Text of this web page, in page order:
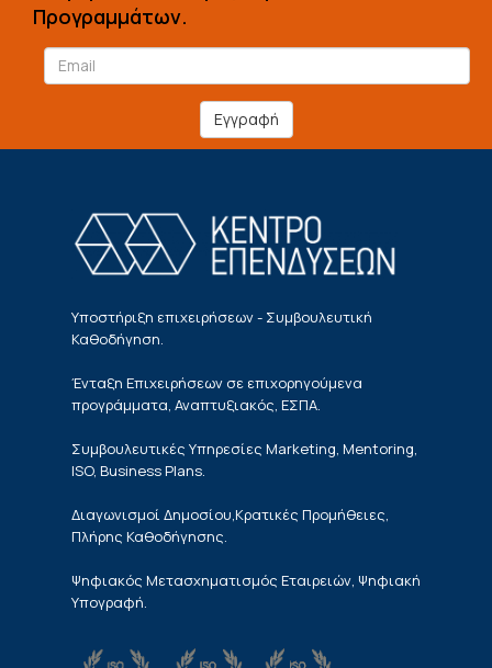
Προγραμμάτων.
Εγγραφή
Υποστήριξη επιχειρήσεων - Συμβουλευτική
Καθοδήγηση.
Ένταξη Επιχειρήσεων σε επιχορηγούμενα
προγράμματα, Αναπτυξιακός, ΕΣΠΑ.
Συμβουλευτικές Υπηρεσίες Marketing, Mentoring,
ISO, Business Plans.
Διαγωνισμοί Δημοσίου,Κρατικές Προμήθειες,
Πλήρης Καθοδήγησης.
Ψηφιακός Μετασχηματισμός Εταιρειών, Ψηφιακή
Υπογραφή.